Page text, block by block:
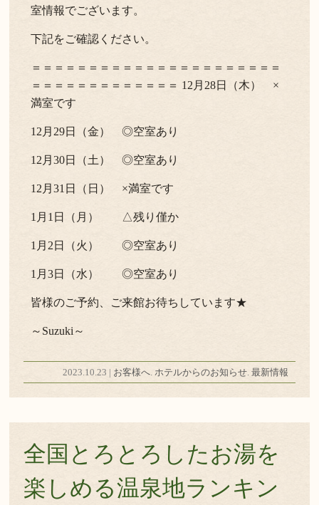
室情報でございます。
下記をご確認ください。
＝＝＝＝＝＝＝＝＝＝＝＝＝＝＝＝＝＝＝＝＝＝
＝＝＝＝＝＝＝＝＝＝＝＝＝ 12月28日（木） ×
満室です
12月29日（金） ◎空室あり
12月30日（土） ◎空室あり
12月31日（日） ×満室です
1月1日（月） △残り僅か
1月2日（火） ◎空室あり
1月3日（水） ◎空室あり
皆様のご予約、ご来館お待ちしています★
～Suzuki～
2023.10.23 | お客様へ. ホテルからのお知らせ. 最新情報
全国とろとろしたお湯を
楽しめる温泉地ランキン